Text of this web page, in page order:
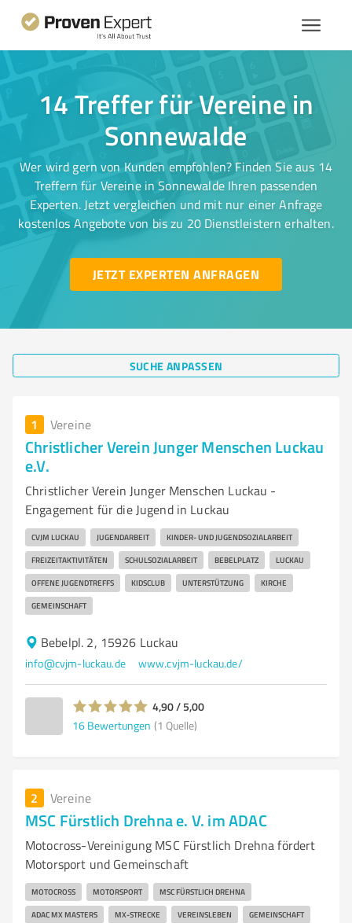
14 Treffer für Vereine in
Sonnewalde
Wer wird gern von Kunden empfohlen? Finden Sie aus 14
Treffern für Vereine in Sonnewalde Ihren passenden
Experten. Jetzt vergleichen und mit nur einer Anfrage
kostenlos Angebote von bis zu 20 Dienstleistern erhalten.
JETZT EXPERTEN ANFRAGEN
SUCHE ANPASSEN
1 Vereine
Christlicher Verein Junger Menschen Luckau
e.V.
Christlicher Verein Junger Menschen Luckau -
Engagement für die Jugend in Luckau
CVJM LUCKAU JUGENDARBEIT KINDER- UND JUGENDSOZIALARBEIT
FREIZEITAKTIVITÄTEN SCHULSOZIALARBEIT BEBELPLATZ LUCKAU
OFFENE JUGENDTREFFS KIDSCLUB UNTERSTÜTZUNG KIRCHE
GEMEINSCHAFT
Bebelpl. 2, 15926 Luckau
info@cvjm-luckau.de www.cvjm-luckau.de/
4,90 / 5,00
16 Bewertungen (1 Quelle)
2 Vereine
MSC Fürstlich Drehna e. V. im ADAC
Motocross-Vereinigung MSC Fürstlich Drehna fördert
Motorsport und Gemeinschaft
MOTOCROSS MOTORSPORT MSC FÜRSTLICH DREHNA
ADAC MX MASTERS MX-STRECKE VEREINSLEBEN GEMEINSCHAFT